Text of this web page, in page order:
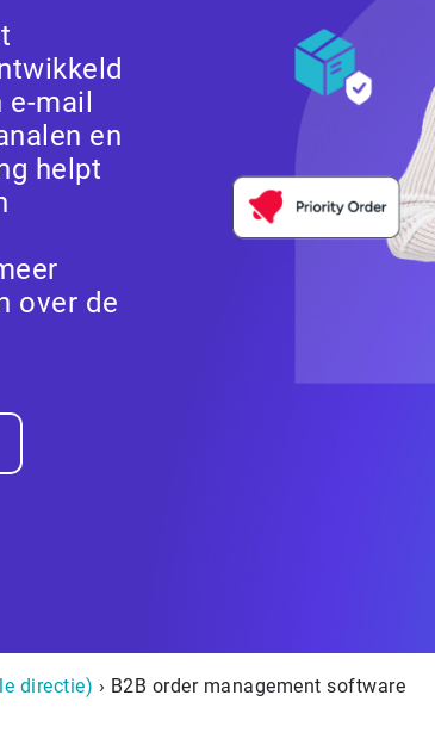
e-mail
en
helpt
over de
directie) › B2B order management software